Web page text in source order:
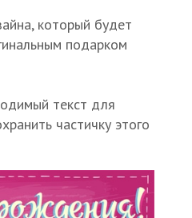
который будет
подарком
текст для
частичку этого